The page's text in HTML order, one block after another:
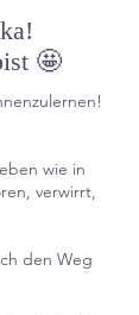
🤩
wie in
verwirrt,
den Weg